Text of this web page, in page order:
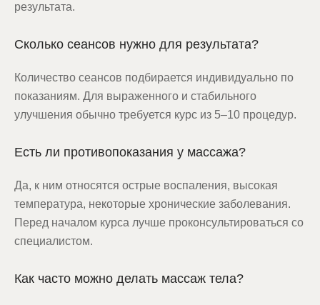
результата.
Сколько сеансов нужно для результата?
Количество сеансов подбирается индивидуально по
показаниям. Для выраженного и стабильного
улучшения обычно требуется курс из 5–10 процедур.
Есть ли противопоказания у массажа?
Да, к ним относятся острые воспаления, высокая
температура, некоторые хронические заболевания.
Перед началом курса лучше проконсультироваться со
специалистом.
Как часто можно делать массаж тела?